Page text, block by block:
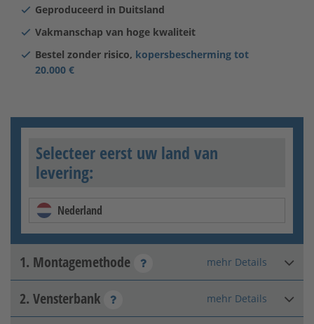
Geproduceerd in Duitsland
Vakmanschap van hoge kwaliteit
Bestel zonder risico, kopersbescherming tot
20.000 €
Selecteer eerst uw land van
levering:
Nederland
1. Montagemethode mehr Details
Op de buitenmuur
2. Vensterbank mehr Details